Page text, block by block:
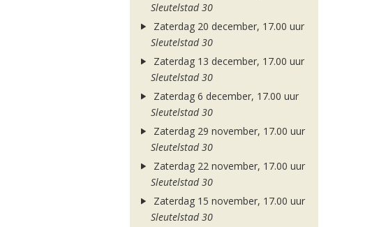
Sleutelstad 30
Zaterdag 20 december, 17.00 uur
Sleutelstad 30
Zaterdag 13 december, 17.00 uur
Sleutelstad 30
Zaterdag 6 december, 17.00 uur
Sleutelstad 30
Zaterdag 29 november, 17.00 uur
Sleutelstad 30
Zaterdag 22 november, 17.00 uur
Sleutelstad 30
Zaterdag 15 november, 17.00 uur
Sleutelstad 30